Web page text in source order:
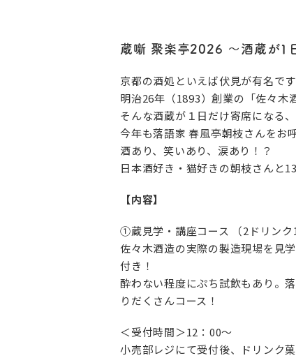
蔵噺 聚楽亭2026 〜酒蔵が1
京都の酒処といえば伏見が有名で
明治26年（1893）創業の「佐々木
そんな酒蔵が１日だけ寄席になる
今年も落語家 春風亭朝枝さんをお
酒あり、笑いあり、涙あり！？
日本酒好き・猫好きの朝枝さんと
【内容】
①蔵見学・講座コース （2ドリン
佐々木酒造の実際の製造現場を見
付き！
酔わない程度にぷち試飲もあり。
りだくさんコース！
＜受付時間＞12：00〜
小売部レジにて受付後、ドリンク